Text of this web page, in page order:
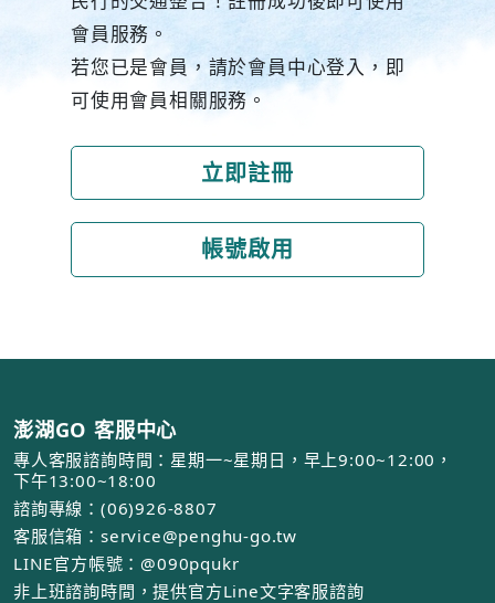
會員服務。
若您已是會員，請於會員中心登入，即
可使用會員相關服務。
立即註冊
帳號啟用
澎湖GO 客服中心
專人客服諮詢時間：星期一~星期日，早上9:00~12:00，
下午13:00~18:00
諮詢專線：(06)926-8807
客服信箱：service@penghu-go.tw
LINE官方帳號：@090pqukr
非上班諮詢時間，提供官方Line文字客服諮詢